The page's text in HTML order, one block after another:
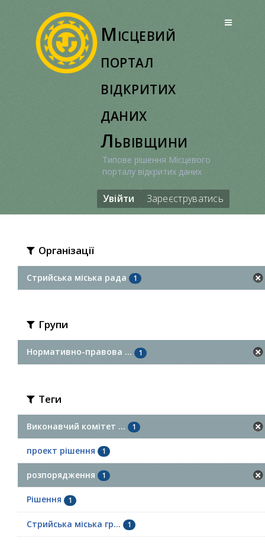
Місцевий
портал
відкритих
даних
Львівщини
Типове рішення Місцевого
порталу відкритих даних
Увійти Зареєструватись
Організації
Стрийська міська рада 1
Групи
Нормативно-правова ... 1
Теги
Виконавчий комітет ... 1
проект рішення 1
розпорядження 1
Рішення 1
Стрийська міська гр... 1